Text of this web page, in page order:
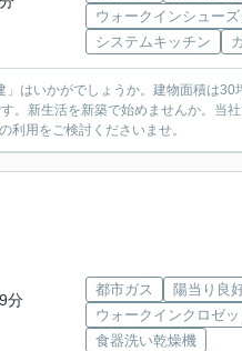
ウォークインシューズ
システムキッチン
はいかがでしょうか。建物面積は30
。新生活を新築で始めませんか。当
利用をご検討くださいませ。
分
都市ガス 陽当り良
ウォークインクロゼッ
食器洗い乾燥機